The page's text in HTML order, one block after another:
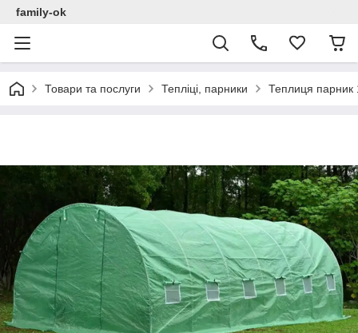
family-ok
Товари та послуги Тепліці, парники Теплиця парник